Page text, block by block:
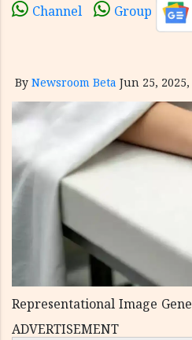
Channel Group
By Newsroom Beta Jun 25, 2025,
Representational Image
ADVERTISEMENT